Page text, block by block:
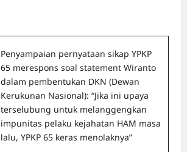
Penyampaian pernyataan sikap YPKP
65 merespons soal statement Wiranto
dalam pembentukan DKN (Dewan
Kerukunan Nasional): “Jika ini upaya
terselubung untuk melanggengkan
impunitas pelaku kejahatan HAM masa
lalu, YPKP 65 keras menolaknya”